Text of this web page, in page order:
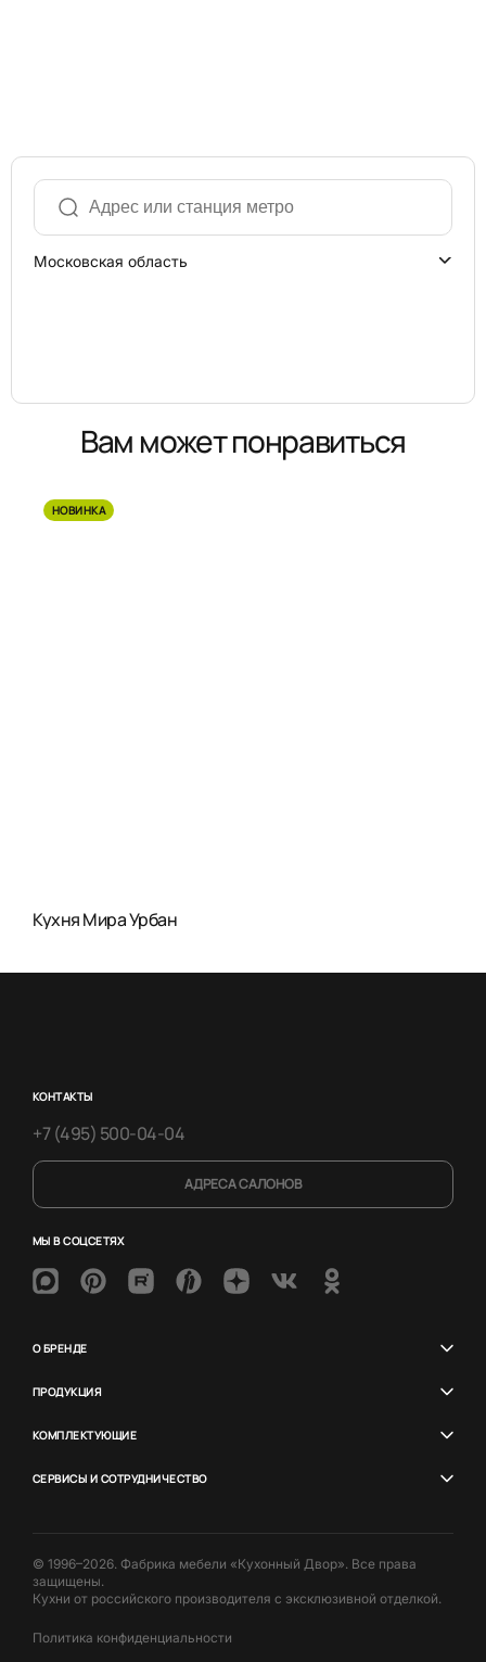
Московская область
Вам может понравиться
НОВИНКА
Кухня Мира Урбан
КОНТАКТЫ
+7 (495) 500-04-04
АДРЕСА САЛОНОВ
МЫ В СОЦСЕТЯХ
О БРЕНДЕ
ПРОДУКЦИЯ
КОМПЛЕКТУЮЩИЕ
СЕРВИСЫ И СОТРУДНИЧЕСТВО
© 1996–2026. Фабрика мебели «Кухонный Двор». Все права
защищены.
Кухни от российского производителя с эксклюзивной отделкой.
Политика конфиденциальности